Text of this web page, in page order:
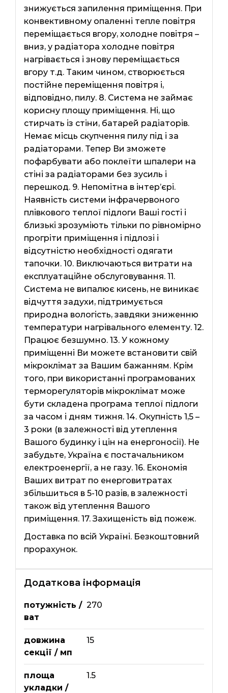
знижується запилення приміщення. При
конвективному опаленні тепле повітря
переміщається вгору, холодне повітря –
вниз, у радіатора холодне повітря
нагрівається і знову переміщається
вгору т.д. Таким чином, створюється
постійне переміщення повітря і,
відповідно, пилу. 8. Система не займає
корисну площу приміщення. Ні, що
стирчать із стіни, батарей радіаторів.
Немає місць скупчення пилу під і за
радіаторами. Тепер Ви зможете
пофарбувати або поклеїти шпалери на
стіні за радіаторами без зусиль і
перешкод. 9. Непомітна в інтер’єрі.
Наявність системи інфрачервоного
плівкового теплої підлоги Ваші гості і
близькі зрозуміють тільки по рівномірно
прогріти приміщення і підлозі і
відсутністю необхідності одягати
тапочки. 10. Виключаються витрати на
експлуатаційне обслуговування. 11.
Система не випалює кисень, не виникає
відчуття задухи, підтримується
природна вологість, завдяки зниженню
температури нагрівального елементу. 12.
Працює безшумно. 13. У кожному
приміщенні Ви можете встановити свій
мікроклімат за Вашим бажанням. Крім
того, при використанні програмованих
терморегуляторів мікроклімат може
бути складена програма теплої підлоги
за часом і дням тижня. 14. Окупність 1,5 –
3 роки (в залежності від утеплення
Вашого будинку і цін на енергоносії). Не
забудьте, Україна є постачальником
електроенергії, а не газу. 16. Економія
Ваших витрат по енерговитратах
збільшиться в 5-10 разів, в залежності
також від утеплення Вашого
приміщення. 17. Захищеність від пожеж.
Доставка по всій Україні. Безкоштовний
прорахунок.
Додаткова інформація
потужність /
ват
270
довжина
секції / мп
15
площа
укладки /
1.5